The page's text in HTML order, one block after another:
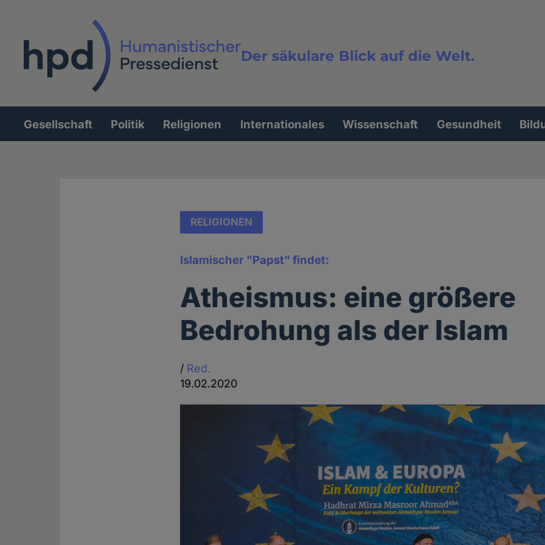
Der säkulare Blick auf die Welt.
Volltextsuche
Hauptnavigation
Gesellschaft Politik Religionen Internationales Wissenschaft Gesundheit
RELIGIONEN
Islamischer "Papst" findet:
Atheismus: eine größere
Bedrohung als der Islam
/ Red.
19.02.2020